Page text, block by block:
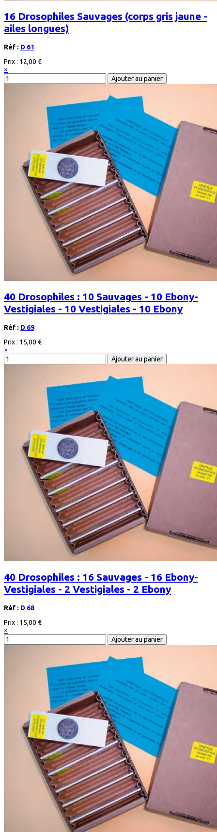
16 Drosophiles Sauvages (corps gris jaune -
ailes longues)
Réf : D 61
Prix : 12,00 €
×
40 Drosophiles : 10 Sauvages - 10 Ebony-
Vestigiales - 10 Vestigiales - 10 Ebony
Réf : D 69
Prix : 15,00 €
×
40 Drosophiles : 16 Sauvages - 16 Ebony-
Vestigiales - 2 Vestigiales - 2 Ebony
Réf : D 68
Prix : 15,00 €
×